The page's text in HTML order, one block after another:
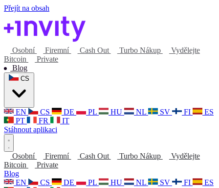
Přejít na obsah
Osobní Firemní Cash Out Turbo Nákup
Vydělejte
Bitcoin
Private
Blog
EN CS DE PL HU NL SV FI
ES
PT
FR
IT
Stáhnout aplikaci
Osobní Firemní Cash Out Turbo Nákup
Vydělejte
Bitcoin
Private
Blog
EN
CS DE PL HU NL SV FI
ES